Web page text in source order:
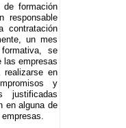
formación
responsable
contratación
un mes
se
las empresas
realizarse en
y
justificadas
en alguna de